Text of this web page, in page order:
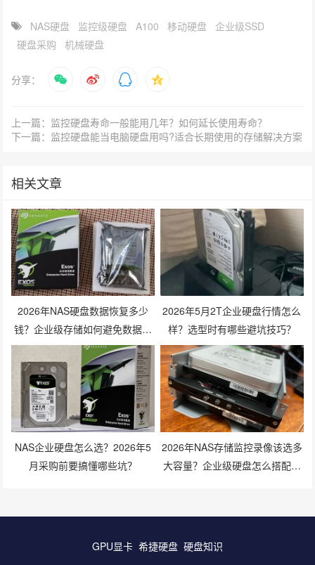
NAS硬盘 监控级硬盘 A100 移动硬盘
企业级SSD
硬盘采购
机械硬盘
分享：
上一篇：监控硬盘寿命一般能用几年？如何延长使用寿命？
下一篇：监控硬盘能当电脑硬盘用吗?适合长期使用的存储解决方案
相关文章
2026年NAS硬盘数据恢复多少
钱？企业级存储如何避免数据丢
失风险？
2026年5月2T企业硬盘行情怎么
样？选型时有哪些避坑技巧？
NAS企业硬盘怎么选？2026年5
月采购前要搞懂哪些坑？
2026年NAS存储监控录像该选多
大容量？企业级硬盘怎么搭配才
GPU显卡 希捷硬盘 硬盘知识